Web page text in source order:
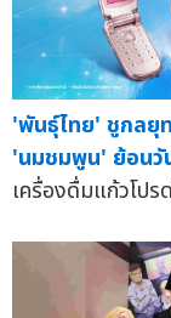
'พันธุ์ไทย' ชูกลยุ
'นมชมพูน' ย้อนวั
เครื่องดื่มแก้วโป